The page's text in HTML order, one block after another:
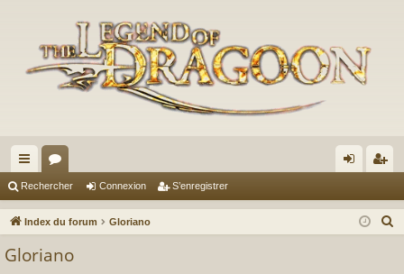
cc
ès
or
u ne nr
Rechercher Connexion S’enregistrer
Index du forum Gloriano
Gloriano